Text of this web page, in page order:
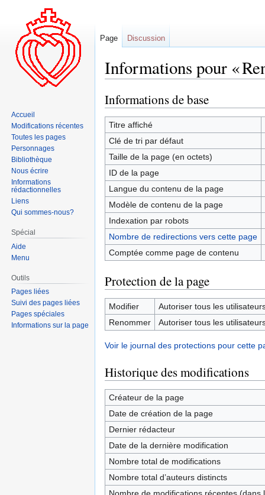
Informations pour «
Aller
à
la
navigation
Aller
à
la
recherche
Informations de base
Titre affiché
Clé de tri par défaut
Taille de la page (en octets)
ID de la page
Langue du contenu de la page
Modèle de contenu de la page
Indexation par robots
Nombre de redirections vers cette page
Comptée comme page de contenu
Protection de la page
Modifier
Autoriser tous les
Renommer
Autoriser tous les
Voir le journal des protections pour cette
Historique des modifications
Créateur de la page
Date de création de la page
Dernier rédacteur
Date de la dernière modification
Nombre total de modifications
Nombre total d’auteurs distincts
Page Discussion
Accueil
Modifications récentes
Toutes les pages
Personnages
Bibliothèque
Nous écrire
Informations
rédactionnelles
Liens
Qui sommes-nous?
Spécial
Aide
Menu
Outils
Pages liées
Suivi des pages liées
Pages spéciales
Informations sur la page